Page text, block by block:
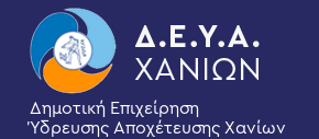
Δημοτική Επιχείρηση
Ύδρευσης Αποχέτευσης Χανίων